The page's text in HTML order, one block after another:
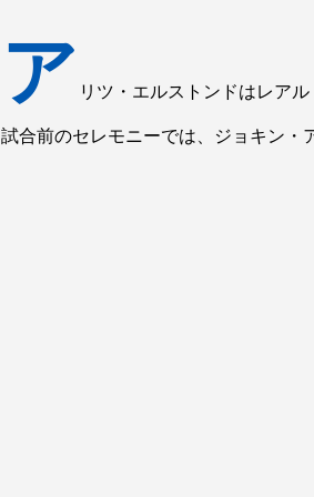
ア リツ・エルストンドはレア
試合前のセレモニーでは、ジョキン・